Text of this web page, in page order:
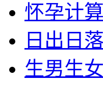
怀孕计
日出日
生男生